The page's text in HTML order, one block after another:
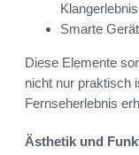
Smarte
Diese Elemente
nicht nur praktisch
Fernseherlebnis
Ästhetik und